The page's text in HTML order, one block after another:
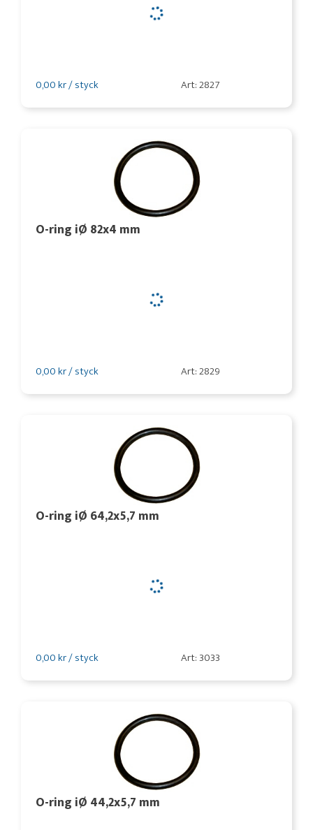
0,00 kr / styck Art: 2827
O-ring iØ 82x4 mm
0,00 kr / styck Art: 2829
O-ring iØ 64,2x5,7 mm
0,00 kr / styck Art: 3033
O-ring iØ 44,2x5,7 mm